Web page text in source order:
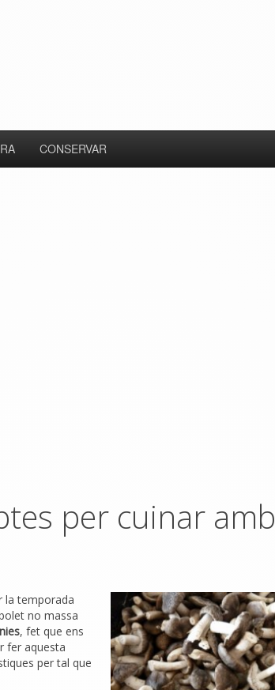
CONSERVAR
per cuinar amb
la temporada
no massa
, fet que ens
fer aquesta
per tal que